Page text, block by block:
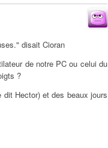
disait Cioran
de notre PC ou celui du
?
Hector) et des beaux jours